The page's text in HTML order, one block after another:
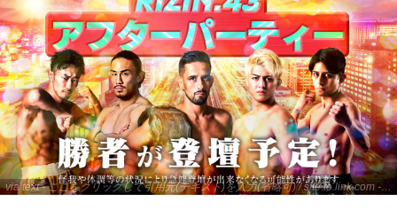
via text - ここをクリックして引用元(テキスト)を入力(省略可) / site.to.link.com - ここをクリックして引用元を入力(省略可)